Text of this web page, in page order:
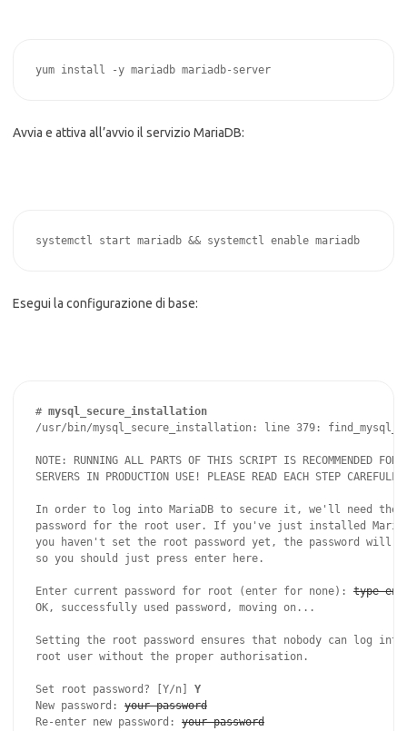
yum install -y mariadb mariadb-server
Avvia e attiva all’avvio il servizio MariaDB:
systemctl start mariadb && systemctl enable mariadb
Esegui la configurazione di base:
# mysql_secure_installation
/usr/bin/mysql_secure_installation: line 379:
NOTE: RUNNING ALL PARTS OF THIS SCRIPT IS RECOMMENDED
SERVERS IN PRODUCTION USE! PLEASE READ EACH STEP
In order to log into MariaDB to secure it, we'll need the
password for the root user. If you've just installed
you haven't set the root password yet, the password will
so you should just press enter here.
Enter current password for root (enter for none): type
OK, successfully used password, moving on...
Setting the root password ensures that nobody can log into
root user without the proper authorisation.
Set root password? [Y/n] Y
New password: your-password
Re-enter new password: your-password